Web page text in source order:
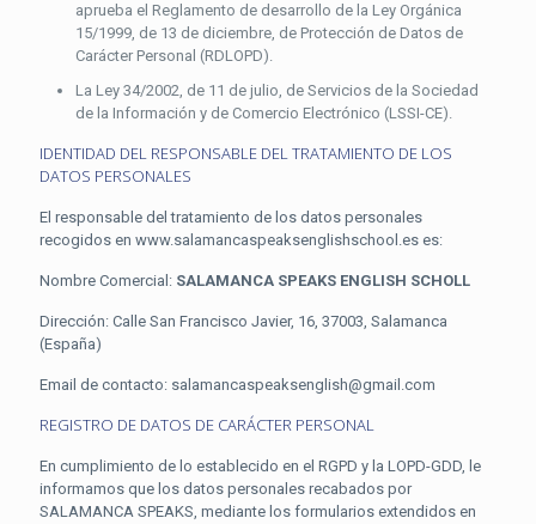
aprueba el Reglamento de desarrollo de la Ley Orgánica
15/1999, de 13 de diciembre, de Protección de Datos de
Carácter Personal (RDLOPD).
La Ley 34/2002, de 11 de julio, de Servicios de la Sociedad
de la Información y de Comercio Electrónico (LSSI-CE).
IDENTIDAD DEL RESPONSABLE DEL TRATAMIENTO DE LOS
DATOS PERSONALES
El responsable del tratamiento de los datos personales
recogidos en www.salamancaspeaksenglishschool.es es:
Nombre Comercial: SALAMANCA SPEAKS ENGLISH SCHOLL
Dirección: Calle San Francisco Javier, 16, 37003, Salamanca
(España)
Email de contacto: salamancaspeaksenglish@gmail.com
REGISTRO DE DATOS DE CARÁCTER PERSONAL
En cumplimiento de lo establecido en el RGPD y la LOPD-GDD, le
informamos que los datos personales recabados por
SALAMANCA SPEAKS, mediante los formularios extendidos en